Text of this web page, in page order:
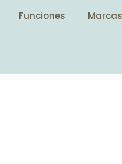
Funciones Marcas